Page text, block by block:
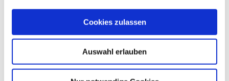
Cookies zulassen
Auswahl erlauben